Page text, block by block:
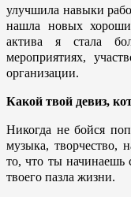
улучшила навыки
нашла новых
актива я стала
мероприятиях,
организации.
Какой твой девиз,
Никогда не бойся
музыка, творчество,
то, что ты начинаешь
твоего пазла жизни.